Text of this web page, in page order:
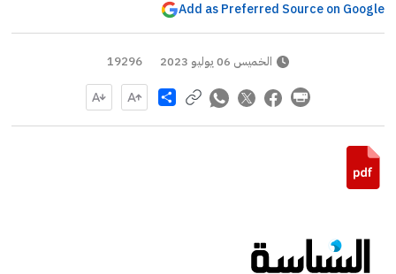
Add as Preferred Source on Google
الخميس 06 يوليو 2023 19296
Share